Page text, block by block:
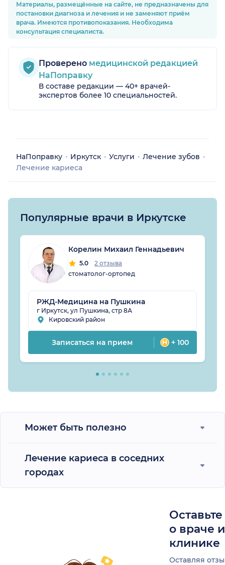
Материалы, размещённые на сайте, не предназначены для
постановки диагноза и лечения и не заменяют приём
врача. Имеются противопоказания. Необходима
консультация специалиста.
Проверено медицинской редакцией
НаПоправку
В составе редакции — 40+ врачей-
экспертов более 10 специальностей.
НаПоправку Иркутск Услуги
Лечение зубов
Лечение кариеса
Популярные врачи в Иркутске
Корелин Михаил Геннадьевич
5.0
2 отзыва
стоматолог-ортопед
РЖД-Медицина на Пушкина
г Иркутск, ул Пушкина, стр 8А
Кировский район
Записаться на прием + 100
Может быть полезно
Лечение кариеса в соседних
городах
о враче
клинике
Оставляя